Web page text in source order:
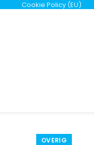
Cookie Policy (EU)
OVERIG